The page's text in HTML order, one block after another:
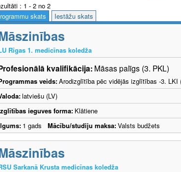
: 1 - 2 no 2
skats
Iestāžu skats
Rīgas 1. medicīnas koledža
kvalifikācija: Māsas palīgs (3. PKL)
veids:Arodizglītība pēc vidējās izglītības -3. LKI
latviešu (LV)
ieguves forma: Klātiene
1 gads Mācību/studiju maksa:Valsts budžets
Sarkanā Krusta medicīnas koledža